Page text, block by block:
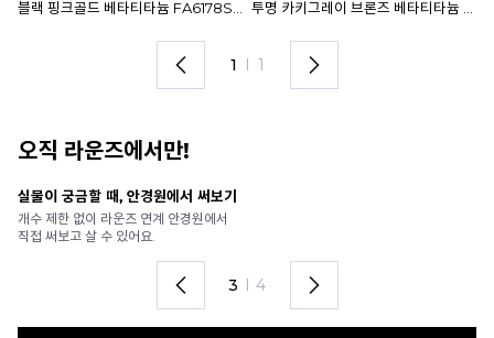
1 I 1
오직 라운즈에서만!
안경 렌즈 맞춤까지 한 번에
가까운 안경원으로 배송받아
렌즈 맞춤부터 피팅까지 편하게!
4 I 4